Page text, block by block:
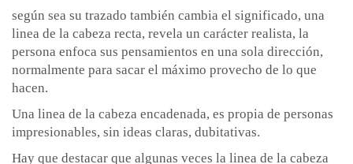
según sea su trazado también cambia el significado, una
linea de la cabeza recta, revela un carácter realista, la
persona enfoca sus pensamientos en una sola dirección,
normalmente para sacar el máximo provecho de lo que
hacen.
Una linea de la cabeza encadenada, es propia de personas
impresionables, sin ideas claras, dubitativas.
Hay que destacar que algunas veces la linea de la cabeza